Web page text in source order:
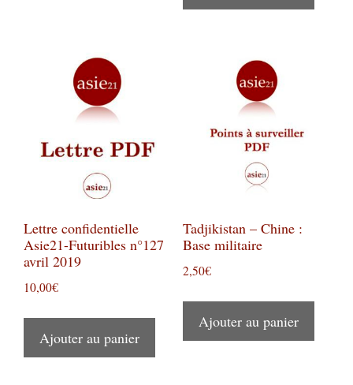
Lettre confidentielle
Asie21-Futuribles n°127
avril 2019
10,00€
Ajouter au panier
Tadjikistan – Chine :
Base militaire
2,50€
Ajouter au panier